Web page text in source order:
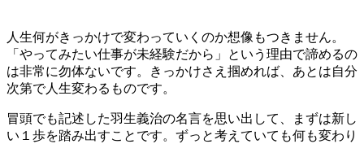
人生何がきっかけで変わっていくのか想像もつきません。
「やってみたい仕事が未経験だから」という理由で諦めるの
は非常に勿体ないです。きっかけさえ掴めれば、あとは自分
次第で人生変わるものです。
冒頭でも記述した羽生義治の名言を思い出して、まずは新し
い１歩を踏み出すことです。ずっと考えていても何も変わり